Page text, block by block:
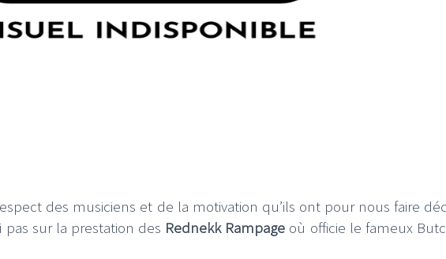
des musiciens et de la motivation qu’ils ont pour nous faire
pas sur la prestation des Rednekk Rampage où officie le fameux